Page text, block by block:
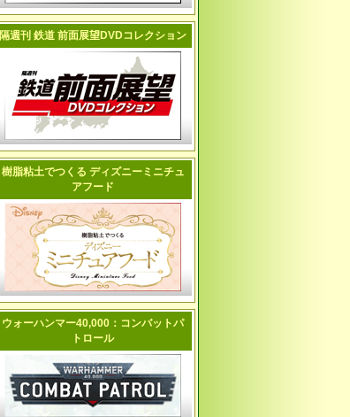
隔週刊 鉄道 前面展望DVDコレクション
樹脂粘土でつくる ディズニーミニチュ
アフード
ウォーハンマー40,000：コンバットパ
トロール